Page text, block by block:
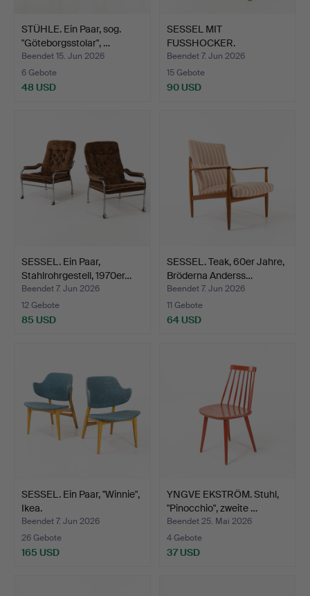
STÜHLE. Ein Paar, sog.
"Göteborgsstolar", …
Beendet 15. Jun 2026
6 Gebote
48 USD
SESSEL MIT
FUSSHOCKER.
Buche/Lammfell, Söd…
Beendet 7. Jun 2026
15 Gebote
90 USD
SESSEL. Ein Paar,
Stahlrohrgestell, 1970er…
Beendet 7. Jun 2026
12 Gebote
85 USD
SESSEL. Teak, 60er Jahre,
Bröderna Anderss…
Beendet 7. Jun 2026
11 Gebote
64 USD
SESSEL. Ein Paar, "Winnie",
Ikea.
Beendet 7. Jun 2026
26 Gebote
165 USD
YNGVE EKSTRÖM. Stuhl,
"Pinocchio", zweite …
Beendet 25. Mai 2026
4 Gebote
37 USD